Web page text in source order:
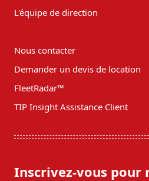
L'équipe de direction
Nous contacter
Demander un devis de location
FleetRadar™
TIP Insight Assistance Client
Inscrivez-vous pour